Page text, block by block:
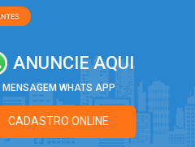
ANUNCIE AQUI
MENSAGEM WHATS APP
CADASTRO ONLINE